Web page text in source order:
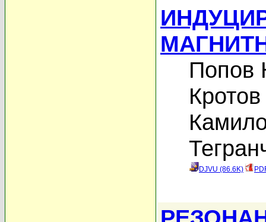
DJVU (86.6K)